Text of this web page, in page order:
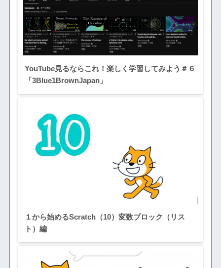
YouTube見るならこれ！楽しく学習してみよう＃６
「3Blue1BrownJapan」
１から始めるScratch（10）変数ブロック（リス
ト）編